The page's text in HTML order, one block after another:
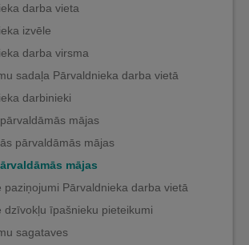
darba vieta
izvēle
darba virsma
sadaļa Pārvaldnieka darba vietā
darbinieki
mājas
pārvaldāmās mājas
mājas
paziņojumi Pārvaldnieka darba vietā
dzīvokļu īpašnieku pieteikumi
sagataves